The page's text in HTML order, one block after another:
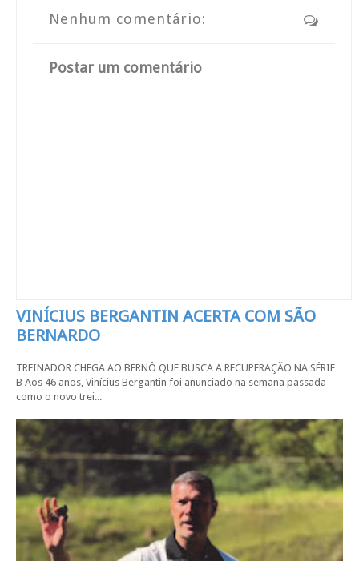
Nenhum comentário:
Postar um comentário
VINÍCIUS BERGANTIN ACERTA COM SÃO
BERNARDO
TREINADOR CHEGA AO BERNÔ QUE BUSCA A RECUPERAÇÃO NA SÉRIE
B Aos 46 anos, Vinícius Bergantin foi anunciado na semana passada
como o novo trei...